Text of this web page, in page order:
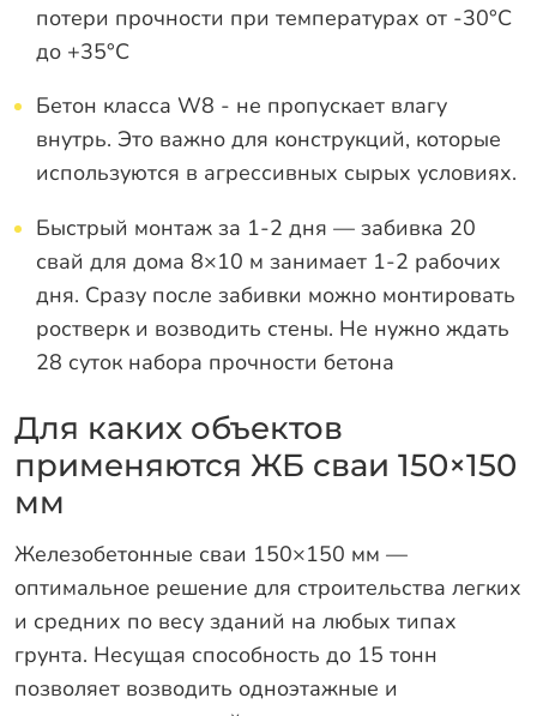
потери прочности при температурах от -30°C
до +35°C
Бетон класса W8 - не пропускает влагу
внутрь. Это важно для конструкций, которые
используются в агрессивных сырых условиях.
Быстрый монтаж за 1-2 дня — забивка 20
свай для дома 8×10 м занимает 1-2 рабочих
дня. Сразу после забивки можно монтировать
ростверк и возводить стены. Не нужно ждать
28 суток набора прочности бетона
Для каких объектов
применяются ЖБ сваи 150×150
мм
Железобетонные сваи 150×150 мм —
оптимальное решение для строительства легких
и средних по весу зданий на любых типах
грунта. Несущая способность до 15 тонн
позволяет возводить одноэтажные и